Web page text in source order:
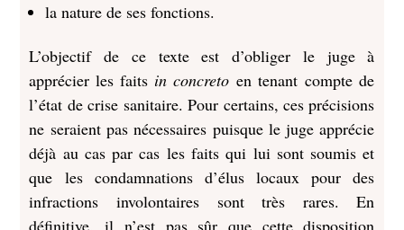
la nature de ses fonctions.
L’objectif de ce texte est d’obliger le juge à
apprécier les faits in concreto en tenant compte de
l’état de crise sanitaire. Pour certains, ces précisions
ne seraient pas nécessaires puisque le juge apprécie
déjà au cas par cas les faits qui lui sont soumis et
que les condamnations d’élus locaux pour des
infractions involontaires sont très rares. En
définitive, il n’est pas sûr que cette disposition